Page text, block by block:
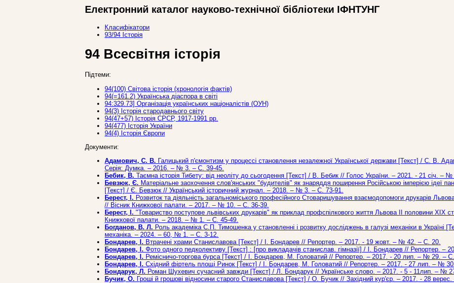
Електронний каталог науково-технічної бібліотеки ІФНТУНГ
Класифікатори
93/94 Iсторiя
94 Всесвітня історія
Підтеми:
94(100) Світова історія (хронологія фактів)
94(=161.2) Українська діаспора в світі
94:329.73] Організація українських націоналістів (ОУН)
94(3) Історія стародавнього світу
94(47+57) Історія СРСР, 1917-1991 рр.
94(477) Історія України
94(4) Історія Європи
Документи:
Адамович, С. В. Галицький п'ємонтизм у процессі становлення незалежної Української держави [Текст] / С. В.
Серія: Думка. – 2016. – № 3. – С. 39-45.
Бебик, В. Таємна історія Тибету: від неоліту до сьогодення [Текст] / В. Бебик // Голос України. – 2021. - 21 січ. –
Бевзюк, Є. Матеріальне заохочення слов'янських "будителів" як знаряддя поширення Російською імперією ідеї
[Текст] / Є. Бевзюк // Український історичний журнал. – 2018. – № 3. – С. 73-91.
Берест, І. Розвиток та діяльність загальноміського професійного Стоваришування взаємодопомоги друкарів
// Вісник Книжкової палати. – 2017. – № 10. – С. 36-39.
Берест, І. "Товариство поступове львівських друкарів" як приклад профспілкового життя Львова ІІ половини ХІХ
Книжкової палати. – 2018. – № 1. – С. 45-49.
Богданов, В. Л. Роль академіка С.П. Тимошенка у становленні і розвитку досліджень в галузі механіки в
механіка. – 2024. – 60, № 1. – С. 3-12.
Бондарев, І. Втрачені храми Станиславова [Текст] / І. Бондарев // Репортер. – 2017. - 19 жовт. – № 42. – С. 20.
Бондарев, І. Фото одного педколективу [Текст] : [про викладачів станислав. гімназії] / І. Бондарев // Репортер.
Бондарев, І. Ремісничо-торгова бурса [Текст] / І. Бондарев, М. Головатий // Репортер. – 2017. - 20 лип. – № 29. –
Бондарев, І. Східний фіртель площі Ринок [Текст] / І. Бондарев, М. Головатий // Репортер. – 2017. - 27 лип. – №
Бондарук, Л. Роман Шухевич сучасний завжди [Текст] / Л. Бондарук // Українське слово. – 2017. - 5 - 11лип. – №
Бучик, О. Гроші й грошові відносини старого Станиславова [Текст] / О. Бучик // Західний кур'єр. – 2017. - 28